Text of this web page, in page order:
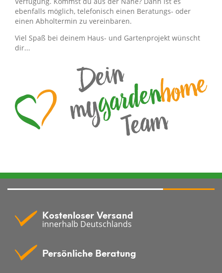
ebenfalls möglich, telefonisch einen Beratungs- oder
einen Abholtermin zu vereinbaren.
Viel Spaß bei deinem Haus- und Gartenprojekt wünscht
dir...
Kostenloser Versand
innerhalb Deutschlands
Persönliche Beratung